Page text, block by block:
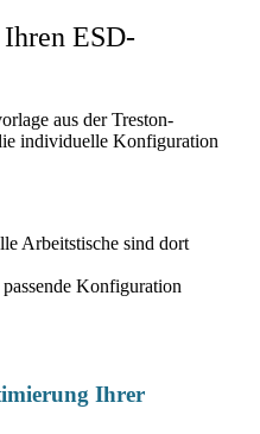
ESD-
aus der Treston-
individuelle Konfiguration
Arbeitstische sind dort
Konfiguration
Ihrer